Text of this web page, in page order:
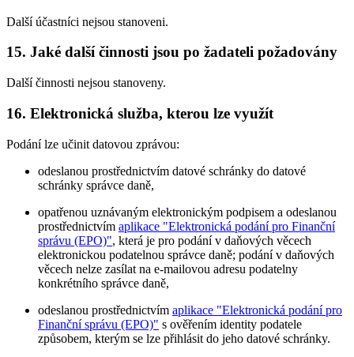
Další účastníci nejsou stanoveni.
15. Jaké další činnosti jsou po žadateli požadovány
Další činnosti nejsou stanoveny.
16. Elektronická služba, kterou lze využít
Podání lze učinit datovou zprávou:
odeslanou prostřednictvím datové schránky do datové
schránky správce daně,
opatřenou uznávaným elektronickým podpisem a odeslanou
prostřednictvím aplikace "Elektronická podání pro Finanční
správu (EPO)", která je pro podání v daňových věcech
elektronickou podatelnou správce daně; podání v daňových
věcech nelze zasílat na e-mailovou adresu podatelny
konkrétního správce daně,
odeslanou prostřednictvím aplikace "Elektronická podání pro
Finanční správu (EPO)" s ověřením identity podatele
způsobem, kterým se lze přihlásit do jeho datové schránky.